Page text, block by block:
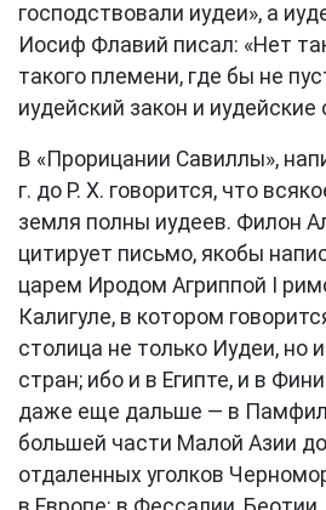
господствовали иудеи», а
Иосиф Флавий писал: «Нет
такого племени, где бы не
иудейский закон и иудейские
В «Прорицании Савиллы»,
г. до Р. Х. говорится, что
земля полны иудеев. Филон
цитирует письмо, якобы
царем Иродом Агриппой I
Калигуле, в котором
столица не только Иудеи, но
стран; ибо и в Египте, и в
даже еще дальше — в
большей части Малой Азии
отдаленных уголков